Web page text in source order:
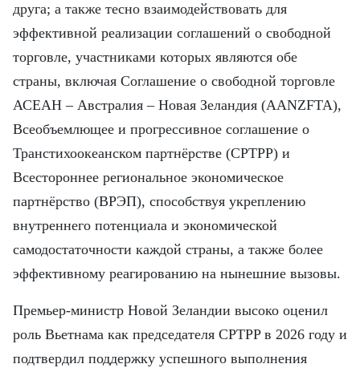
друга; а также тесно взаимодействовать для
эффективной реализации соглашений о свободной
торговле, участниками которых являются обе
страны, включая Соглашение о свободной торговле
АСЕАН – Австралия – Новая Зеландия (AANZFTA),
Всеобъемлющее и прогрессивное соглашение о
Транстихоокеанском партнёрстве (CPTPP) и
Всестороннее региональное экономическое
партнёрство (ВРЭП), способствуя укреплению
внутреннего потенциала и экономической
самодостаточности каждой страны, а также более
эффективному реагированию на нынешние вызовы.
Премьер-министр Новой Зеландии высоко оценил
роль Вьетнама как председателя CPTPP в 2026 году и
подтвердил поддержку успешного выполнения